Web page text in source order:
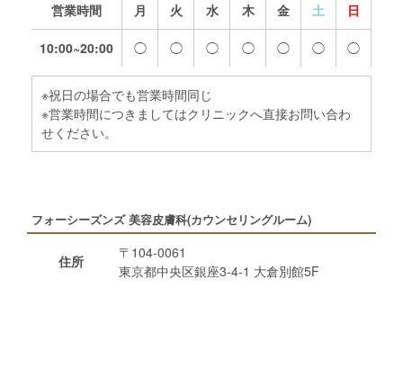
営業時間 月 火 水 木 金 土 日
10:00~20:00 ◯ ◯ ◯ ◯ ◯ ◯ ◯
※祝日の場合でも営業時間同じ
※営業時間につきましてはクリニックへ直接お問い合わ
せください。
フォーシーズンズ 美容皮膚科(カウンセリングルーム)
住所
〒104-0061
東京都中央区銀座3-4-1 大倉別館5F